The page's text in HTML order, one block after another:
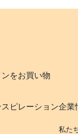
をお買い物
ピレーション企業
私た